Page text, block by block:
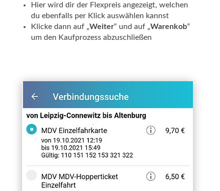
Hier wird dir der Flexpreis angezeigt, welchen
du ebenfalls per Klick auswählen kannst
Klicke dann auf „Weiter“ und auf „Warenkob“
um den Kaufprozess abzuschließen